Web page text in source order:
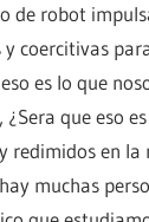
de robot
coercitivas
es lo que
que eso
redimidos en
muchas